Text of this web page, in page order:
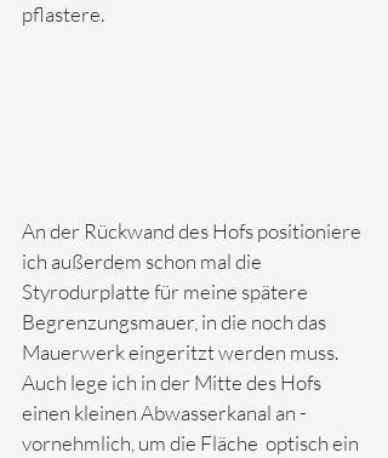
pflastere.
An der Rückwand des Hofs positioniere
ich außerdem schon mal die
Styrodurplatte für meine spätere
Begrenzungsmauer, in die noch das
Mauerwerk eingeritzt werden muss.
Auch lege ich in der Mitte des Hofs
einen kleinen Abwasserkanal an -
vornehmlich, um die Fläche  optisch ein